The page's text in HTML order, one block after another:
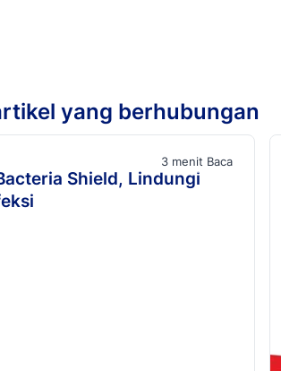
yang berhubungan
Shield, Lindungi
3 menit Baca